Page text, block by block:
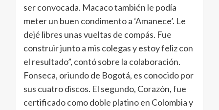
ser convocada. Macaco también le podía
meter un buen condimento a ‘Amanece’. Le
dejé libres unas vueltas de compás. Fue
construir junto a mis colegas y estoy feliz con
el resultado”, contó sobre la colaboración.
Fonseca, oriundo de Bogotá, es conocido por
sus cuatro discos. El segundo, Corazón, fue
certificado como doble platino en Colombia y